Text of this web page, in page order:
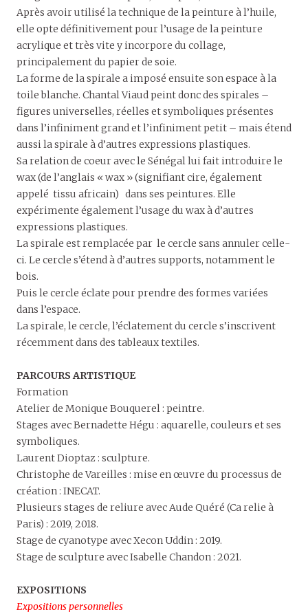
Après avoir utilisé la technique de la peinture à l’huile,
elle opte définitivement pour l’usage de la peinture
acrylique et très vite y incorpore du collage,
principalement du papier de soie.
La forme de la spirale a imposé ensuite son espace à la
toile blanche. Chantal Viaud peint donc des spirales –
figures universelles, réelles et symboliques présentes
dans l’infiniment grand et l’infiniment petit – mais étend
aussi la spirale à d’autres expressions plastiques.
Sa relation de coeur avec le Sénégal lui fait introduire le
wax (de l’anglais « wax » (signifiant cire, également
appelé tissu africain) dans ses peintures. Elle
expérimente également l’usage du wax à d’autres
expressions plastiques.
La spirale est remplacée par le cercle sans annuler celle-
ci. Le cercle s’étend à d’autres supports, notamment le
bois.
Puis le cercle éclate pour prendre des formes variées
dans l’espace.
La spirale, le cercle, l’éclatement du cercle s’inscrivent
récemment dans des tableaux textiles.
PARCOURS ARTISTIQUE
Formation
Atelier de Monique Bouquerel : peintre.
Stages avec Bernadette Hégu : aquarelle, couleurs et ses
symboliques.
Laurent Dioptaz : sculpture.
Christophe de Vareilles : mise en œuvre du processus de
création : INECAT.
Plusieurs stages de reliure avec Aude Quéré (Ca relie à
Paris) : 2019, 2018.
Stage de cyanotype avec Xecon Uddin : 2019.
Stage de sculpture avec Isabelle Chandon : 2021.
EXPOSITIONS
Expositions personnelles